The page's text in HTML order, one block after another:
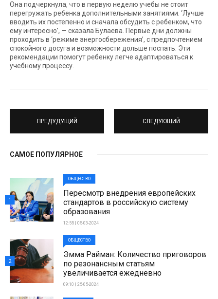
Она подчеркнула, что в первую неделю учебы не стоит
перегружать ребенка дополнительными занятиями. ‘Лучше
вводить их постепенно и сначала обсудить с ребенком, что
ему интересно’, — сказала Булаева. Первые дни должны
проходить в ‘режиме энергосбережения’, с предпочтением
спокойного досуга и возможности дольше поспать. Эти
рекомендации помогут ребенку легче адаптироваться к
учебному процессу.
ПРЕДУДУЩИЙ СЛЕДУЮЩИЙ
САМОЕ ПОПУЛЯРНОЕ
ОБЩЕСТВО
Пересмотр внедрения европейских
стандартов в российскую систему
образования
12:55 | 05-03-2024
1
ОБЩЕСТВО
Эмма Райман: Количество приговоров
по резонансным статьям
увеличивается ежедневно
09:10 | 25-05-2024
2